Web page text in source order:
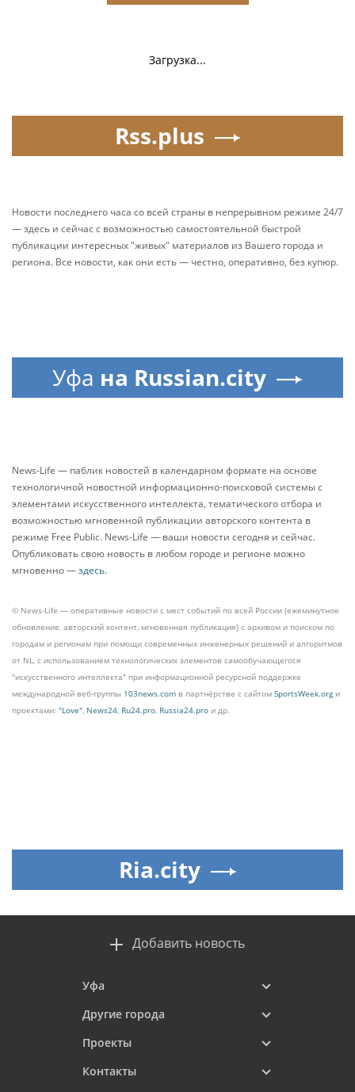
Загрузка...
Rss.plus
Новости последнего часа со всей страны в непрерывном режиме 24/7
— здесь и сейчас с возможностью самостоятельной быстрой
публикации интересных "живых" материалов из Вашего города и
региона. Все новости, как они есть — честно, оперативно, без купюр.
Уфа на Russian.city
News-Life — паблик новостей в календарном формате на основе
технологичной новостной информационно-поисковой системы с
элементами искусственного интеллекта, тематического отбора и
возможностью мгновенной публикации авторского контента в
режиме Free Public. News-Life — ваши новости сегодня и сейчас.
Опубликовать свою новость в любом городе и регионе можно
мгновенно —здесь.
© News-Life — оперативные новости с мест событий по всей России (ежеминутное
обновление, авторский контент, мгновенная публикация) с архивом и поиском по
городам и регионам при помощи современных инженерных решений и алгоритмов
от NL, с использованием технологических элементов самообучающегося
"искусственного интеллекта" при информационной ресурсной поддержке
международной веб-группы 103news.com в партнёрстве с сайтом SportsWeek.orgи
проектами: "Love" News24 Ru24.pro Russia24.pro и др.
Ria.city
Добавить новость
Уфа
Другие города
Проекты
Контакты